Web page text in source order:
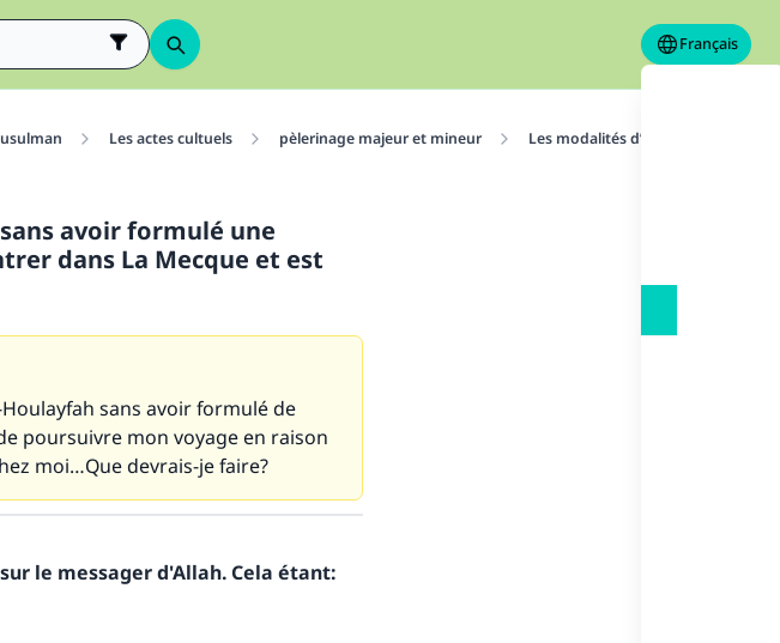
Français
Les actes cultuels pèlerinage majeur et mineur Les modalités d’accomplissement
avoir formulé une
dans La Mecque et est
sans avoir formulé de
poursuivre mon voyage en raison
moi…Que devrais-je faire?
le messager d'Allah. Cela étant: